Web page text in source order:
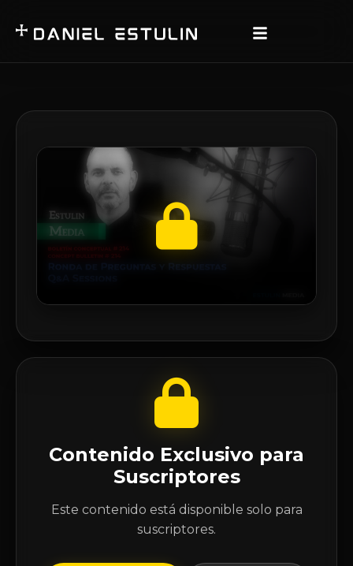
Contenido Exclusivo para
Suscriptores
Este contenido está disponible solo para
suscriptores.